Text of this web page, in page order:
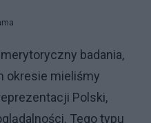
badania,
okresie mieliśmy
Polski,
Tego typu